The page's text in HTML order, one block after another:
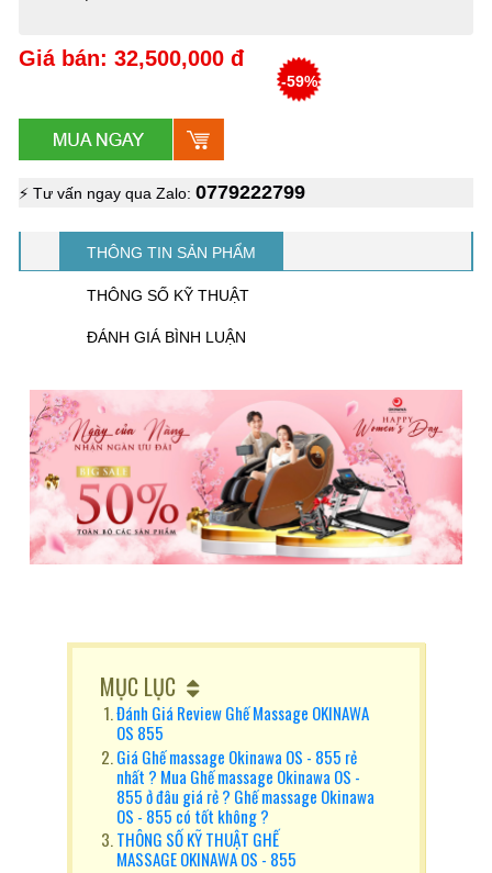
Giá bán: 32,500,000 đ
-59%
⚡ Tư vấn ngay qua Zalo: 0779222799
THÔNG TIN SẢN PHẨM
THÔNG SỐ KỸ THUẬT
ĐÁNH GIÁ BÌNH LUẬN
MỤC LỤC
Đánh Giá Review Ghế Massage OKINAWA
OS 855
Giá Ghế massage Okinawa OS - 855 rẻ
nhất ? Mua Ghế massage Okinawa OS -
855 ở đâu giá rẻ ? Ghế massage Okinawa
OS - 855 có tốt không ?
THÔNG SỐ KỸ THUẬT GHẾ
MASSAGE OKINAWA OS - 855